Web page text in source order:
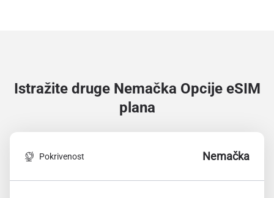
Istražite druge Nemačka Opcije eSIM
plana
Pokrivenost Nemačka